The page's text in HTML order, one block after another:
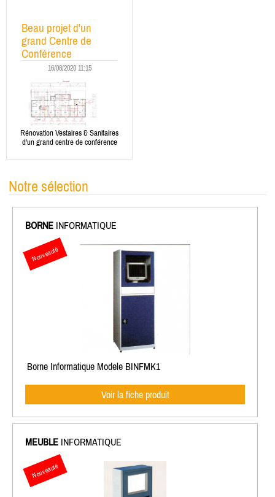
Beau projet d'un
grand Centre de
Conférence
16/08/2020 11:15
Rénovation Vestaires & Sanitaires
d'un grand centre de conférence
Notre sélection
BORNE INFORMATIQUE
Nouveauté
Borne Informatique Modele BINFMK1
Voir la fiche produit
MEUBLE INFORMATIQUE
Nouveauté